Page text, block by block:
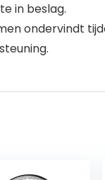
in beslag.
ondervindt